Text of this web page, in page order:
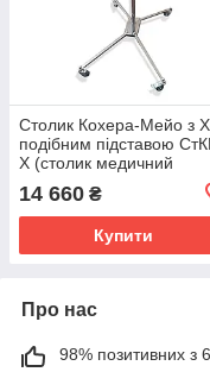
Столик Кохера-Мейо з
подібним підставою
Х (столик медичний
маніпуляційний)
14 660 ₴
Купити
Про нас
98% позитивних з